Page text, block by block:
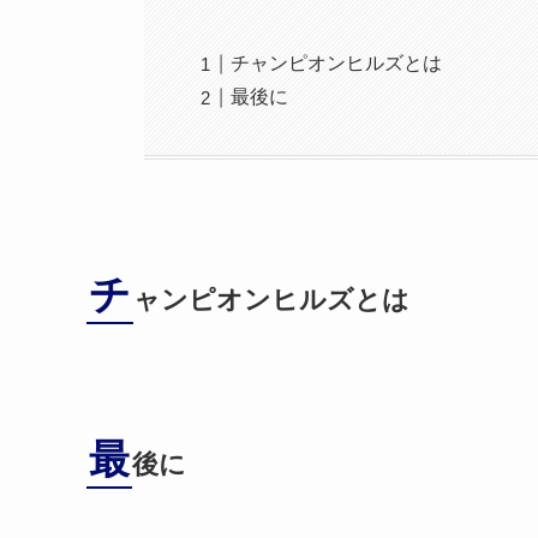
チャンピオンヒルズとは
最後に
チ ャンピオンヒルズとは
最後に